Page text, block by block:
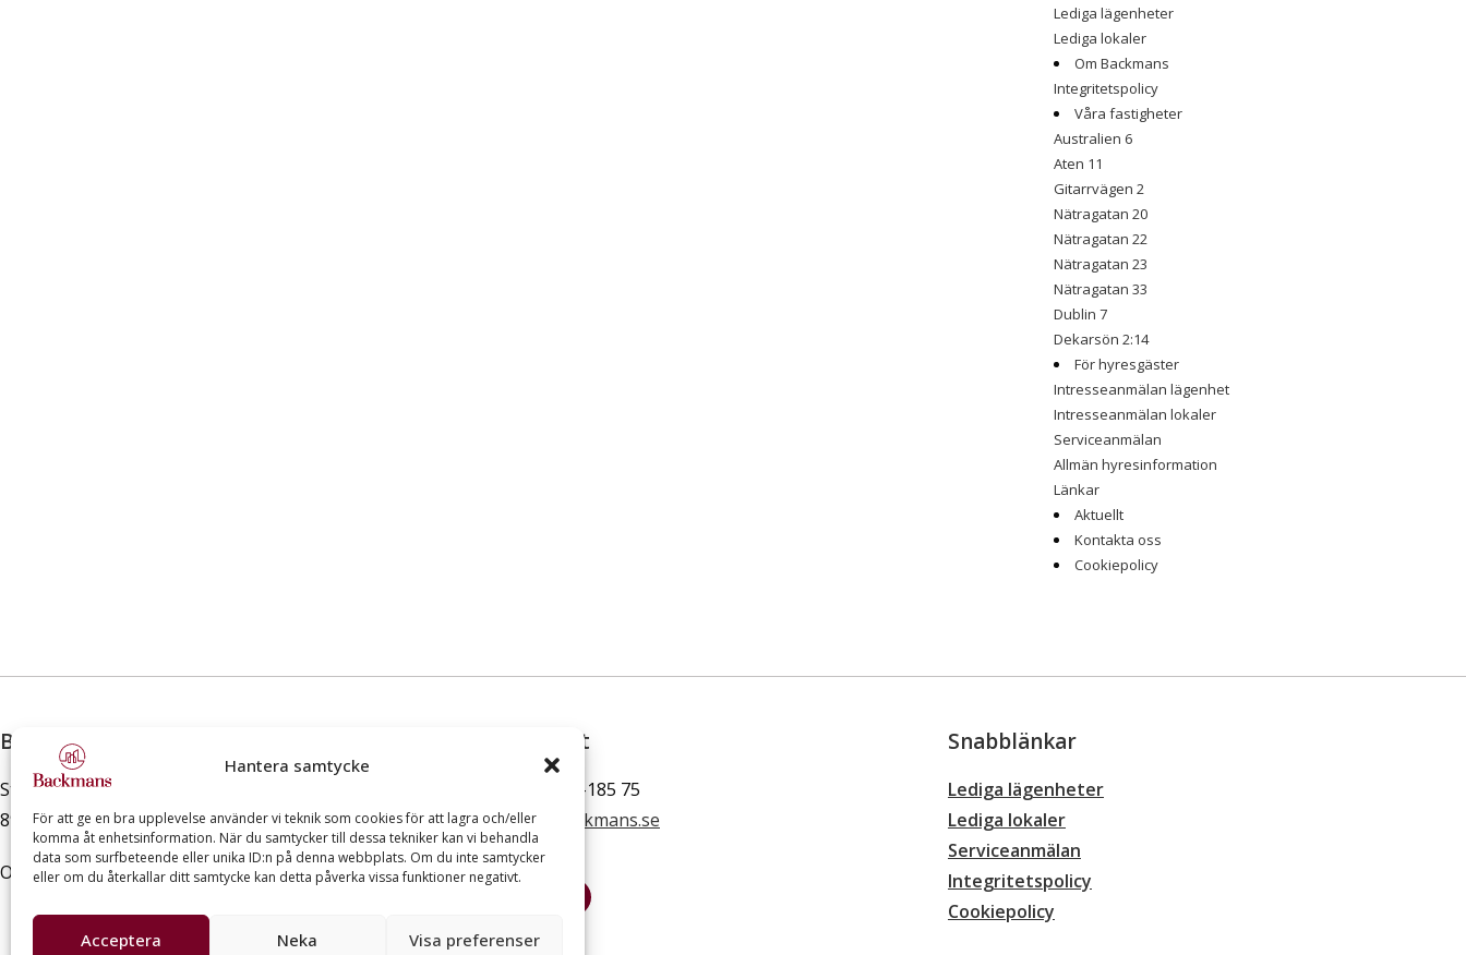
Hantera samtycke
För att ge en bra upplevelse använder vi teknik som cookies för att lagra och/eller
komma åt enhetsinformation. När du samtycker till dessa tekniker kan vi behandla
data som surfbeteende eller unika ID:n på denna webbplats. Om du inte samtycker
eller om du återkallar ditt samtycke kan detta påverka vissa funktioner negativt.
Acceptera Neka Visa preferenser
Lediga lägenheter
Lediga lokaler
Om Backmans
Integritetspolicy
Våra fastigheter
Australien 6
Aten 11
Gitarrvägen 2
Nätragatan 20
Nätragatan 22
Nätragatan 23
Nätragatan 33
Dublin 7
Dekarsön 2:14
För hyresgäster
Intresseanmälan lägenhet
Intresseanmälan lokaler
Serviceanmälan
Allmän hyresinformation
Länkar
Aktuellt
Kontakta oss
Cookiepolicy
Backmans Fastighetsutveckling AB
Storgatan 12 A
891 33 Örnsköldsvik
Org.nr: 556498-0752
Kontakt
Tel: 0660-185 75
info@backmans.se
Snabblänkar
Lediga lägenheter
Lediga lokaler
Serviceanmälan
Integritetspolicy
Cookiepolicy